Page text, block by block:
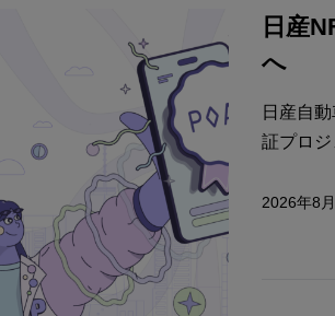
日産
へ
日産自
証プロ
2026年8